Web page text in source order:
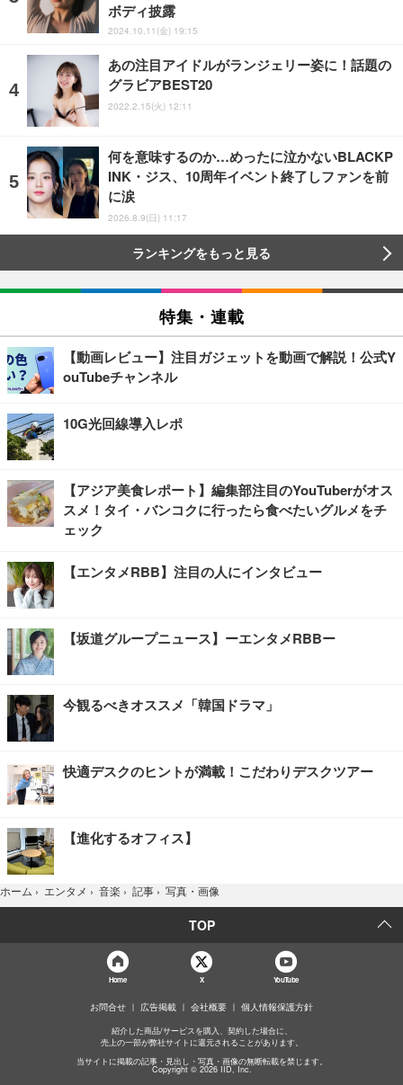
ボディ披露
2024.10.11(金) 19:15
あの注目アイドルがランジェリー姿に！話題の
グラビアBEST20
2022.2.15(火) 12:11
何を意味するのか…めったに泣かないBLACKP
INK・ジス、10周年イベント終了しファンを前
に涙
2026.8.9(日) 11:17
ランキングをもっと見る
特集・連載
【動画レビュー】注目ガジェットを動画で解説！公式Y
ouTubeチャンネル
10G光回線導入レポ
【アジア美食レポート】編集部注目のYouTuberがオス
スメ！タイ・バンコクに行ったら食べたいグルメをチ
ェック
【エンタメRBB】注目の人にインタビュー
【坂道グループニュース】ーエンタメRBBー
今観るべきオススメ「韓国ドラマ」
快適デスクのヒントが満載！こだわりデスクツアー
【進化するオフィス】
ホーム › エンタメ › 音楽 › 記事 › 写真・画像
TOP
Home X YouTube
お問合せ 広告掲載 会社概要 個人情報保護方針
紹介した商品/サービスを購入、契約した場合に、
売上の一部が弊社サイトに還元されることがあります。
当サイトに掲載の記事・見出し・写真・画像の無断転載を禁じます。
Copyright © 2026 IID, Inc.